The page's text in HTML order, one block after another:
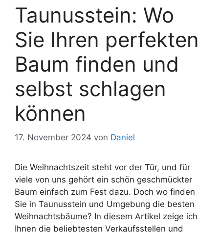
Taunusstein: Wo
Sie Ihren perfekten
Baum finden und
selbst schlagen
können
17. November 2024 von Daniel
Die Weihnachtszeit steht vor der Tür, und für
viele von uns gehört ein schön geschmückter
Baum einfach zum Fest dazu. Doch wo finden
Sie in Taunusstein und Umgebung die besten
Weihnachtsbäume? In diesem Artikel zeige ich
Ihnen die beliebtesten Verkaufsstellen und